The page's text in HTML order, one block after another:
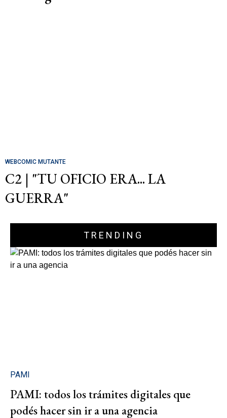
WEBCOMIC MUTANTE
C2 | "TU OFICIO ERA... LA
GUERRA"
TRENDING
PAMI
PAMI: todos los trámites digitales que
podés hacer sin ir a una agencia